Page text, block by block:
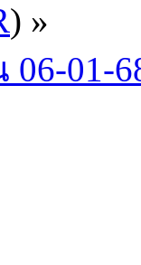
) »
06-01-